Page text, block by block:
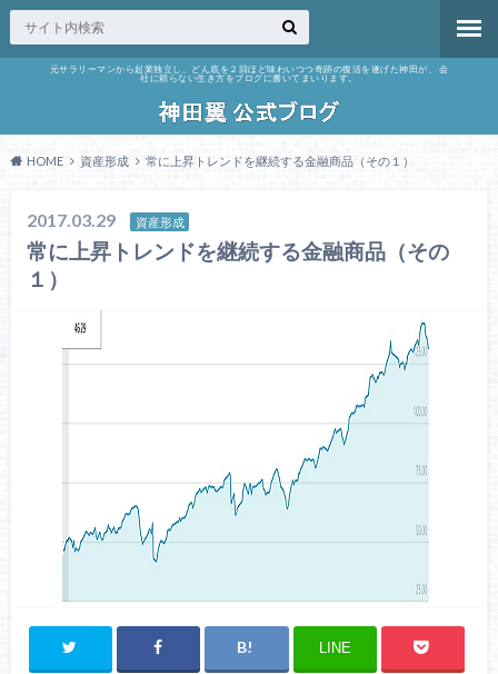
元サラリーマンから起業独立し、どん底を２回ほど味わいつつ奇跡の復活を遂げた神田が、 会
社に頼らない生き方をブログに書いてまいります。
HOME 資産形成 常に上昇トレンドを継続する金融商品（その１）
2017.03.29 資産形成
常に上昇トレンドを継続する金融商品（その
１）
LINE